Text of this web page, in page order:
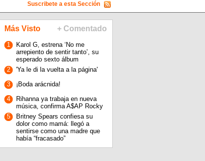
Suscribete a esta Sección
Más Visto + Comentado
1
Karol G, estrena ‘No me
arrepiento de sentir tanto’, su
esperado sexto álbum
2
'Ya le di la vuelta a la página'
3
¡Boda arácnida!
4
Rihanna ya trabaja en nueva
música, confirma A$AP Rocky
5
Britney Spears confiesa su
dolor como mamá: llegó a
sentirse como una madre que
había “fracasado”